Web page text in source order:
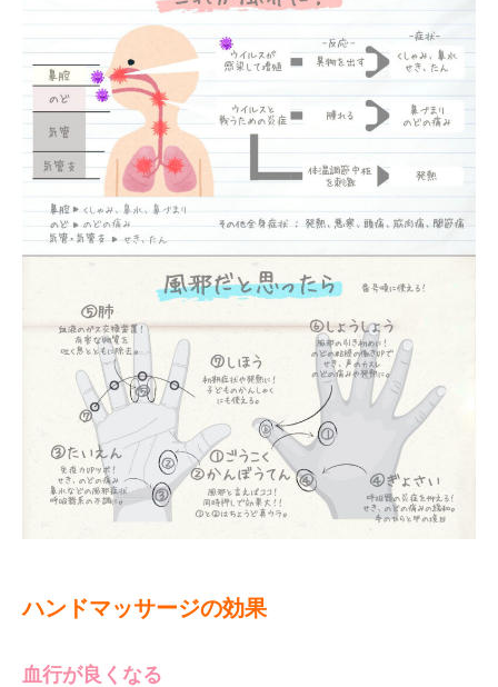
ハンドマッサージの効果
血行が良くなる